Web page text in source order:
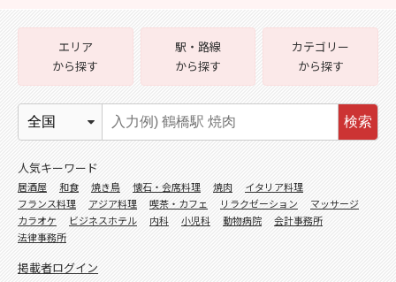
エリア
から探す
駅・路線
から探す
カテゴリー
から探す
検索
人気キーワード
居酒屋 和食 焼き鳥 懐石・会席料理 焼肉
イタリア料理
フランス料理
アジア料理 喫茶・カフェ リラクゼーション
マッサージ
カラオケ
ビジネスホテル 内科 小児科 動物病院
会計事務所
法律事務所
掲載者ログイン